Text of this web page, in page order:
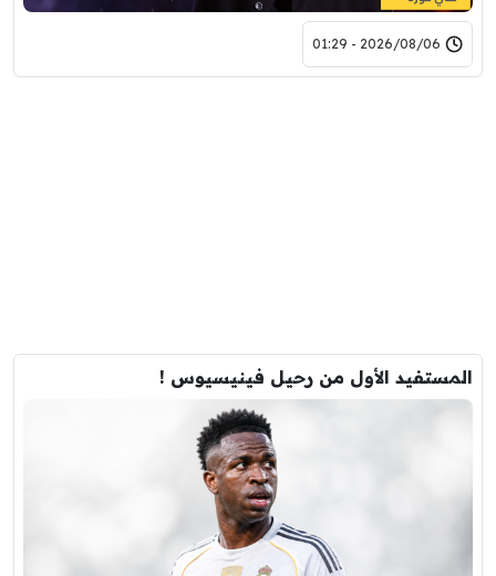
2026/08/06 - 01:29
المستفيد الأول من رحيل فينيسيوس !